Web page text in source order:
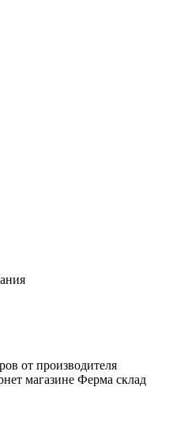
от производителя
магазине Ферма склад